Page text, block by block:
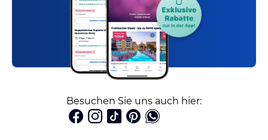
Besuchen Sie uns auch hier: